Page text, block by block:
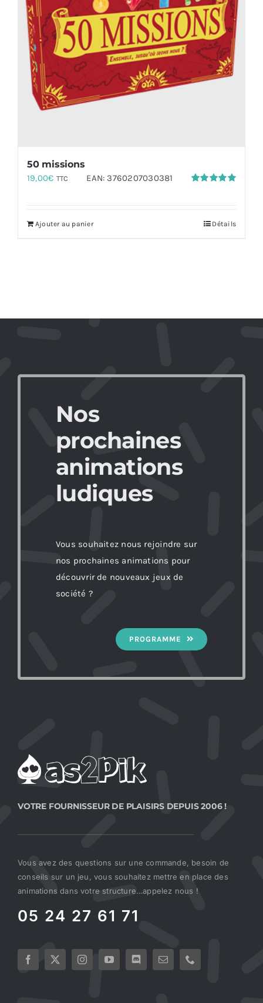
50 missions
19,00€ TTC EAN:3760207030381
Ajouter au panier Détails
Nos
prochaines
animations
ludiques
Vous souhaitez nous rejoindre sur
nos prochaines animations pour
découvrir de nouveaux jeux de
société ?
PROGRAMME
VOTRE FOURNISSEUR DE PLAISIRS DEPUIS 2006 !
Vous avez des questions sur une commande, besoin de
conseils sur un jeu, vous souhaitez mettre en place des
animations dans votre structure…appelez nous !
05 24 27 61 71